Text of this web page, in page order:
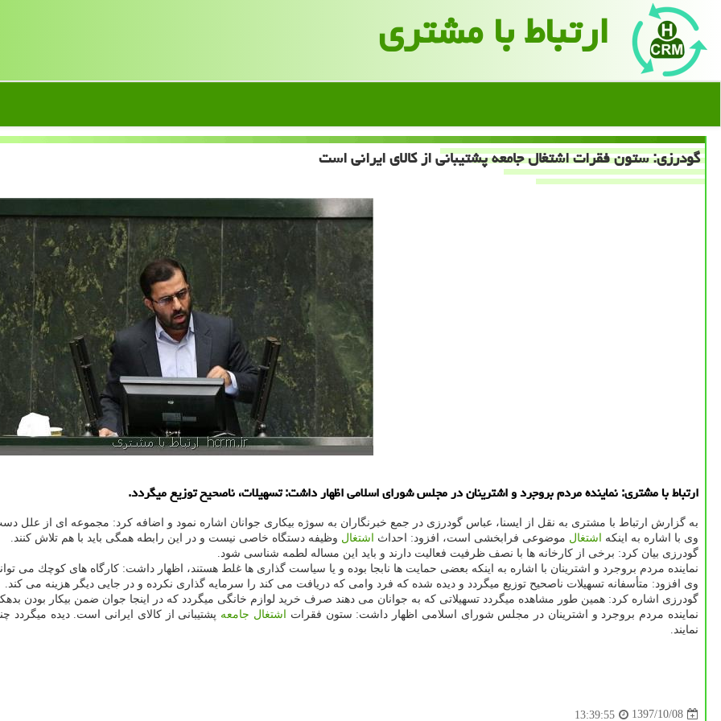
ارتباط با مشتری
گودرزی: ستون فقرات اشتغال جامعه پشتیبانی از كالای ایرانی است
ارتباط با مشتری: نماینده مردم بروجرد و اشترینان در مجلس شورای اسلامی اظهار داشت: تسهیلات، ناصحیح توزیع میگردد.
به گزارش ارتباط با مشتری به نقل از ایسنا، عباس گودرزی در جمع خبرنگاران به سوژه بیكاری جوانان اشاره نمود و اضافه كرد: مجموعه ای از
وی با اشاره به اینكه
اشتغال موضوعی فرابخشی است، افزود: احداث اشتغال وظیفه دستگاه خاصی نیست و در این رابطه همگی باید با هم تلاش كنند.
گودرزی بیان كرد: برخی از كارخانه ها با نصف ظرفیت فعالیت دارند و باید این مساله لطمه شناسی شود.
نماینده مردم بروجرد و اشترینان با اشاره به اینكه بعضی حمایت ها نابجا بوده و یا سیاست گذاری ها غلط هستند، اظهار داشت: كارگاه های كوچك می
وی افزود: متأسفانه تسهیلات ناصحیح توزیع میگردد و دیده شده كه فرد وامی كه دریافت می كند را سرمایه گذاری نكرده و در جایی دیگر هزینه می كند.
گودرزی اشاره كرد: همین طور مشاهده میگردد تسهیلاتی كه به جوانان می دهند صرف خرید لوازم خانگی میگردد كه در اینجا جوان ضمن بیكار بودن
نماینده مردم بروجرد و اشترینان در مجلس شورای اسلامی اظهار داشت: ستون فقرات
اشتغال جامعه پشتیبانی از كالای ایرانی است. دیده
نمایند.
1397/10/08
13:39:55